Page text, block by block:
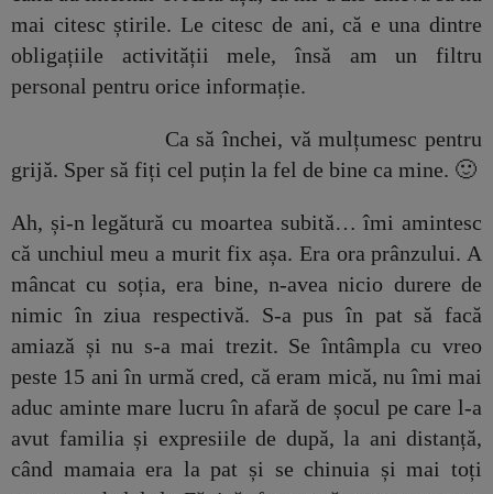
mai citesc știrile. Le citesc de ani, că e una dintre
obligațiile activității mele, însă am un filtru
personal pentru orice informație.
Ca să închei, vă mulțumesc pentru
grijă. Sper să fiți cel puțin la fel de bine ca mine. 🙂
Ah, și-n legătură cu moartea subită… îmi amintesc
că unchiul meu a murit fix așa. Era ora prânzului. A
mâncat cu soția, era bine, n-avea nicio durere de
nimic în ziua respectivă. S-a pus în pat să facă
amiază și nu s-a mai trezit. Se întâmpla cu vreo
peste 15 ani în urmă cred, că eram mică, nu îmi mai
aduc aminte mare lucru în afară de șocul pe care l-a
avut familia și expresiile de după, la ani distanță,
când mamaia era la pat și se chinuia și mai toți